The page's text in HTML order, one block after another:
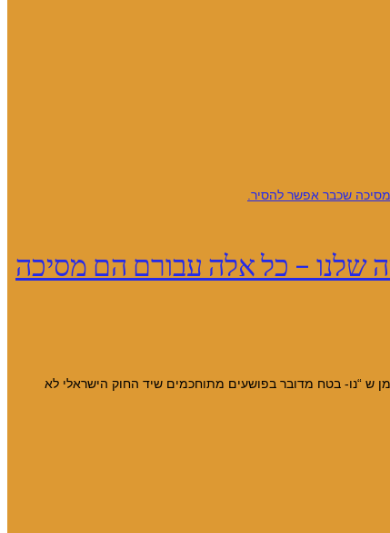
שלנו – כל אלה עבורם הם מסיכה
היו כל בנות היענה לומר לעצמן ש “נו- בטח מדובר בפושעים מתוחכמים שיד החוק הישראלי לא